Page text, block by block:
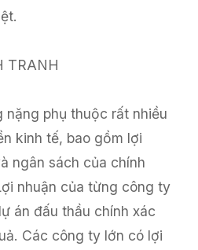
TRANH
phụ thuộc rất nhiều
kinh tế, bao gồm lợi
ngân sách của chính
nhuận của từng công ty
án đấu thầu chính xác
Các công ty lớn có lợi